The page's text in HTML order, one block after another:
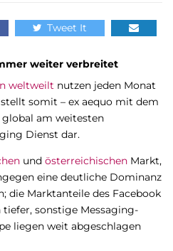
Tweet It
weiter verbreitet
weltweilt nutzen jeden Monat
somit – ex aequo mit dem
global am weitesten
Dienst dar.
und österreichischen Markt,
eine deutliche Dominanz
die Marktanteile des Facebook
sonstige Messaging-
liegen weit abgeschlagen